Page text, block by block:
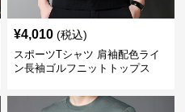
¥4,010 (税込)
スポーツTシャツ 肩袖配色ライ
ン長袖ゴルフニットトップス